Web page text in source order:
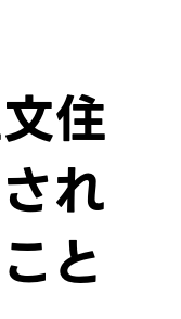
住
れ
と